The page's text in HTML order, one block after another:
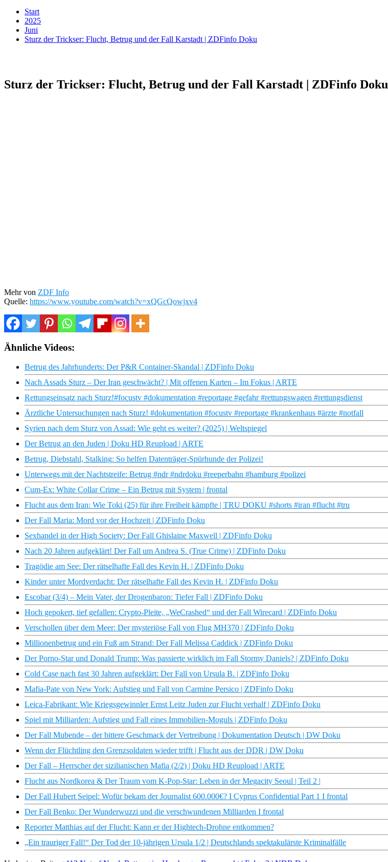
Start
2025
Juni
Sturz der Trickser: Flucht, Betrug und der Fall Karstadt | ZDFinfo Doku
Sturz der Trickser: Flucht, Betrug und der Fall Karstadt | ZDFinfo Doku
Mehr von ZDF Info
Quelle: https://www.youtube.com/watch?v=xQGcQowjxv4
Ähnliche Videos:
Betrug des Jahrhunderts: Der P&R Container-Skandal | ZDFinfo Doku
Nach Assads Sturz – Der Iran geschwächt? | Mit offenen Karten – Im Fokus | ARTE
Rettungseinsatz nach Sturz!#focustv #dokumentation #reportage #gefahr #rettungswagen #rettungsdienst
Ärztliche Untersuchungen nach Sturz! #dokumentation #focustv #reportage #krankenhaus #ärzte #notfall
Syrien nach dem Sturz von Assad: Wie geht es weiter? (2025) | Weltspiegel
Der Betrug an den Juden | Doku HD Reupload | ARTE
Betrug, Diebstahl, Stalking: So helfen Datenträger-Spürhunde der Polizei!
Unterwegs mit der Nachtstreife: Betrug #ndr #ndrdoku #reeperbahn #hamburg #polizei
Cum-Ex: White Collar Crime – Ein Betrug mit System | frontal
Flucht aus dem Iran: Wie Toki (25) für ihre Freiheit kämpfte | TRU DOKU #shorts #iran #flucht #tru
Der Fall Maria: Mord vor der Hochzeit | ZDFinfo Doku
Sexhandel in der High Society: Der Fall Ghislaine Maxwell | ZDFinfo Doku
Nach 20 Jahren aufgeklärt! Der Fall um Andrea S. (True Crime) | ZDFinfo Doku
Tragödie am See: Der rätselhafte Fall des Kevin H. | ZDFinfo Doku
Kinder unter Mordverdacht: Der rätselhafte Fall des Kevin H. | ZDFinfo Doku
Escobar (3/4) – Mein Vater, der Drogenbaron: Tiefer Fall | ZDFinfo Doku
Hoch gepokert, tief gefallen: Crypto-Pleite, „WeCrashed“ und der Fall Wirecard | ZDFinfo Doku
Verschollen über dem Meer: Der mysteriöse Fall von Flug MH370 | ZDFinfo Doku
Millionenbetrug und ein Fuß am Strand: Der Fall Melissa Caddick | ZDFinfo Doku
Der Porno-Star und Donald Trump: Was passierte wirklich im Fall Stormy Daniels? | ZDFinfo Doku
Cold Case nach fast 30 Jahren aufgeklärt: Der Fall von Ursula B. | ZDFinfo Doku
Mafia-Pate von New York: Aufstieg und Fall von Carmine Persico | ZDFinfo Doku
Leica-Fabrikant: Wie Kriegsgewinnler Ernst Leitz Juden zur Flucht verhalf | ZDFinfo Doku
Spiel mit Milliarden: Aufstieg und Fall eines Immobilien-Moguls | ZDFinfo Doku
Der Fall Mubende – der bittere Geschmack der Vertreibung | Dokumentation Deutsch | DW Doku
Wenn der Flüchtling den Grenzsoldaten wieder trifft | Flucht aus der DDR | DW Doku
Der Fall – Herrscher der sizilianischen Mafia (2/2) | Doku HD Reupload | ARTE
Flucht aus Nordkorea & Der Traum vom K-Pop-Star: Leben in der Megacity Seoul | Teil 2 |
Der Fall Hubert Seipel: Wofür bekam der Journalist 600.000€? I Cyprus Confidential Part 1 I frontal
Der Fall Benko: Der Wunderwuzzi und die verschwundenen Milliarden I frontal
Reporter Matthias auf der Flucht: Kann er der Hightech-Drohne entkommen?
„Ein trauriger Fall!“ Der Tod der 10-jährigen Ursula 1/2 | Deutschlands spektakulärste Kriminalfälle